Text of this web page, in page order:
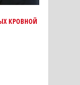
КРОВНОЙ